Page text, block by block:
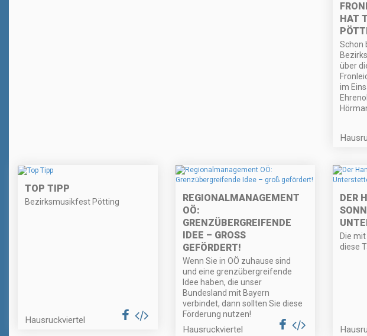
HAT
Schon
über
im
TOP TIPP
Bezirksmusikfest Pötting
Hausruckviertel
REGIONALMANAGEMENT
OÖ:
GRENZÜBERGREIFENDE
IDEE – GROSS G
EFÖRDERT!
Wenn Sie in OÖ zuhause sind
und eine grenzübergreifende
Idee haben, die unser
Bundesland mit Bayern
verbindet, dann sollten Sie diese
Förderung nutzen!
Hausruckviertel
DER
Die
diese